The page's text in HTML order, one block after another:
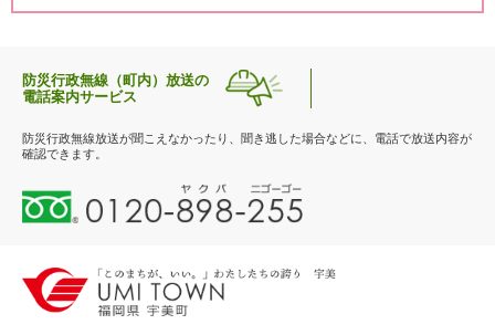
防災行政無線（町内）放送の
電話案内サービス
防災行政無線放送が聞こえなかったり、聞き逃した場合などに、電話で放送内容が
確認できます。
0
1
-